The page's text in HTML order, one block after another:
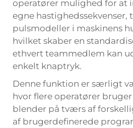
operatører mulighed for at
egne hastighedssekvenser,
pulsmodeller i maskinens
hvilket skaber en
ethvert teammedlem kan
enkelt knaptryk.
Denne funktion er særligt
hvor flere operatører
blender på tværs af
af brugerdefinerede